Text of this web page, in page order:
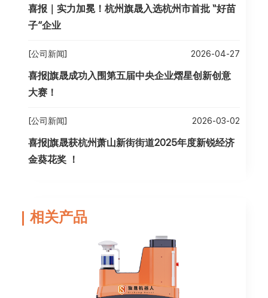
喜报｜实力加冕！杭州旗晟入选杭州市首批 “好苗
子”企业
[公司新闻]
喜报|旗晟成功入围第五届中央企业熠星创新创意
大赛！
2026-04-27
[公司新闻]
喜报|旗晟获杭州萧山新街街道2025年度新锐经济
金葵花奖 ！
2026-03-02
相关产品